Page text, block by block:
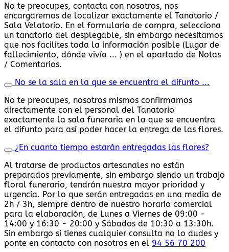
No te preocupes, contacta con nosotros, nos
encargaremos de localizar exactamente el Tanatorio /
Sala Velatorio. En el formulario de compra, selecciona
un tanatorio del desplegable, sin embargo necesitamos
que nos facilites toda la información posible (Lugar de
fallecimiento, dónde vivía ... ) en el apartado de Notas
/ Comentarios.
No se la sala en la que se encuentra el difunto ...
No te preocupes, nosotros mismos confirmamos
directamente con el personal del Tanatorio
exactamente la sala funeraria en la que se encuentra
el difunto para así poder hacer la entrega de las flores.
¿En cuanto tiempo estarán entregadas las flores?
Al tratarse de productos artesanales no están
preparados previamente, sin embargo siendo un trabajo
floral funerario, tendrán nuestra mayor prioridad y
urgencia. Por lo que serán entregadas en una media de
2h / 3h, siempre dentro de nuestro horario comercial
para la elaboración, de Lunes a Viernes de 09:00 -
14:00 y 16:30 - 20:00 y Sábados de 10:30 a 13:30h.
Sin embargo si tienes cualquier consulta no lo dudes y
ponte en contacto con nosotros en el 94 56 70 200